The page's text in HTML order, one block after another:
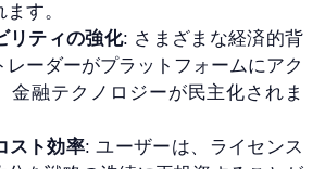
す。
リティの強化: さまざまな経済的背
レーダーがプラットフォームにアク
金融テクノロジーが民主化されま
スト効率: ユーザーは、ライセンス